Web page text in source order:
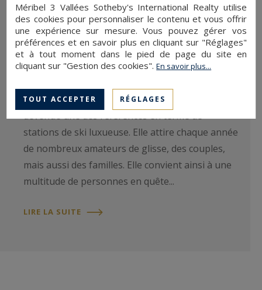
Pourquoi opter pour des vacances à
Méribel ?
Située au beau milieu des 3 Vallées, Méribel est
devenue une des références en terme de
stations de ski luxueuse. Elle attire chaque année
de nombreux amateurs de glisse, des couples,
mais aussi des familles. Elle convient ainsi à une
multitude de personnes en quête...
LIRE LA SUITE
Méribel 3 Vallées Sotheby's International Realty utilise
des cookies pour personnaliser le contenu et vous offrir
une expérience sur mesure. Vous pouvez gérer vos
préférences et en savoir plus en cliquant sur "Réglages"
et à tout moment dans le pied de page du site en
cliquant sur "Gestion des cookies".En savoir plus...
TOUT ACCEPTER RÉGLAGES